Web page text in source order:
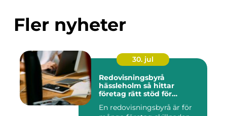
Fler nyheter
30. jul
Redovisningsbyrå
hässleholm så hittar
företag rätt stöd för
En redovisningsbyrå är för